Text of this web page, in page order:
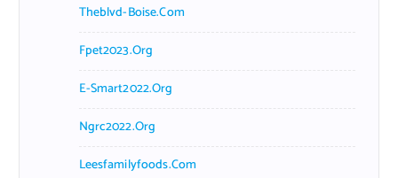
Theblvd-Boise.com
Fpet2023.org
E-Smart2022.org
Ngrc2022.org
Leesfamilyfoods.com